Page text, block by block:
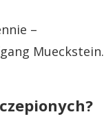
–
Mueckstein.